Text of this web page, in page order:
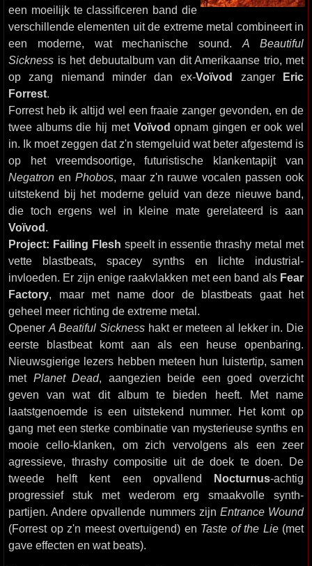
een moeilijk te classificeren band die
verschillende elementen uit de extreme metal combineert in
een moderne, wat mechanische sound.A Beautiful
Sickness is het debuutalbum van dit Amerikaanse trio, met
op zang niemand minder dan ex-Voïvod zanger Eric
Forrest.
Forrest heb ik altijd wel een fraaie zanger gevonden, en de
twee albums die hij met Voïvod opnam gingen er ook wel
in. Ik moet zeggen dat z'n stemgeluid wat beter afgestemd is
op het vreemdsoortige, futuristische klankentapijt van
Negatron en Phobos, maar z'n rauwe vocalen passen ook
uitstekend bij het moderne geluid van deze nieuwe band,
die toch ergens wel in kleine mate gerelateerd is aan
Voïvod.
Project: Failing Flesh speelt in essentie thrashy metal met
vette blastbeats, spacey synths en lichte industrial-
invloeden. Er zijn enige raakvlakken met een band als Fear
Factory, maar met name door de blastbeats gaat het
geheel meer richting de extreme metal.
Opener A Beatiful Sickness hakt er meteen al lekker in. Die
eerste blastbeat komt aan als een heuse openbaring.
Nieuwsgierige lezers hebben meteen hun luistertip, samen
met Planet Dead, aangezien beide een goed overzicht
geven van wat dit album te bieden heeft. Met name
laatstgenoemde is een uitstekend nummer. Het komt op
gang met een sterke combinatie van mysterieuse synths en
mooie cello-klanken, om zich vervolgens als een zeer
agressieve, thrashy compositie uit de doek te doen. De
tweede helft kent een opvallend Nocturnus-achtig
progressief stuk met wederom erg smaakvolle synth-
partijen. Andere opvallende nummers zijn Entrance Wound
(Forrest op z'n meest overtuigend) en Taste of the Lie(met
gave effecten en wat beats).